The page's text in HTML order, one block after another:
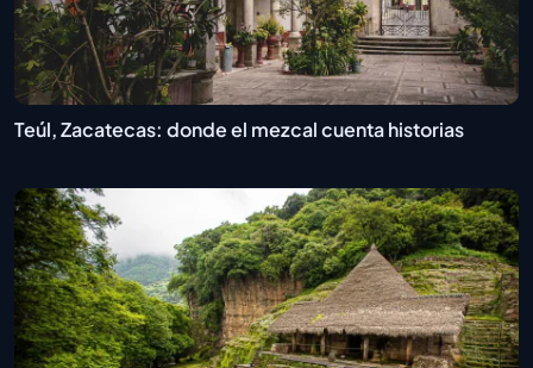
Teúl, Zacatecas: donde el mezcal cuenta historias